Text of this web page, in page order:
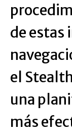
de estas
el
una
más